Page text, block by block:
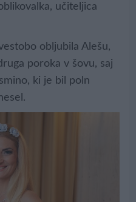
učiteljica
obljubila Alešu,
poroka v šovu, saj
ki je bil poln